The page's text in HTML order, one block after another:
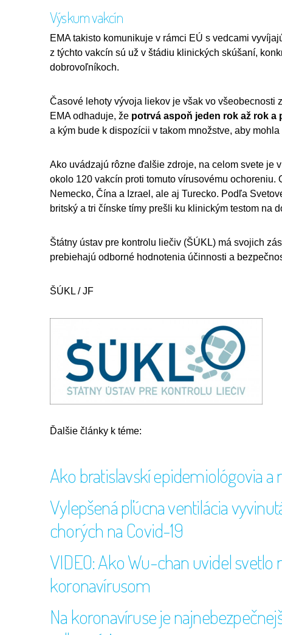
Výskum vakcín
EMA takisto komunikuje v rámci EÚ s vedcami
z týchto vakcín sú už v štádiu klinických skúšaní,
dobrovoľníkoch.
Časové lehoty vývoja liekov je však vo
EMA odhaduje, že potrvá aspoň jeden rok až rok a
a kým bude k dispozícii v takom množstve, aby
Ako uvádzajú rôzne ďalšie zdroje, na celom svete je
okolo 120 vakcín proti tomuto vírusovému
Nemecko, Čína a Izrael, ale aj Turecko. Podľa
britský a tri čínske tímy prešli ku klinickým testom na
Štátny ústav pre kontrolu liečiv (ŠÚKL) má svojich
prebiehajú odborné hodnotenia účinnosti a
ŠÚKL / JF
Ďalšie články k téme:
Ako bratislavskí epidemiológovia
Vylepšená pľúcna ventilácia
chorých na Covid-19
VIDEO: Ako Wu-chan uvidel svetlo
koronavírusom
Na koronavíruse je